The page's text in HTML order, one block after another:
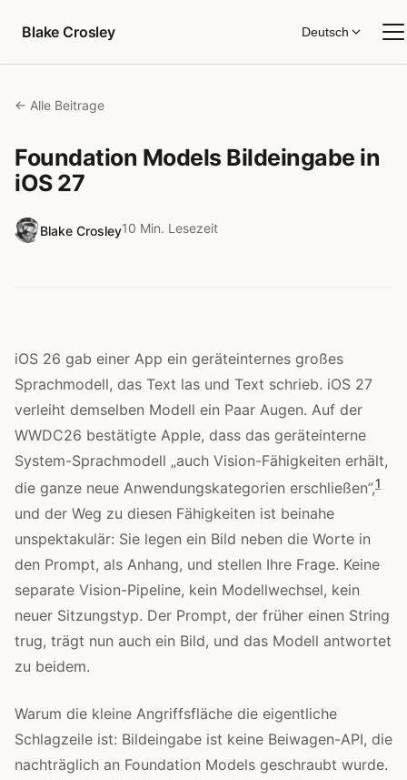
Blake Crosley
Deutsch
← Alle Beitrage
Foundation Models Bildeingabe in
iOS 27
Blake Crosley10 Min. Lesezeit
iOS 26 gab einer App ein geräteinternes großes
Sprachmodell, das Text las und Text schrieb. iOS 27
verleiht demselben Modell ein Paar Augen. Auf der
WWDC26 bestätigte Apple, dass das geräteinterne
System-Sprachmodell „auch Vision-Fähigkeiten erhält,
die ganze neue Anwendungskategorien erschließen”,1
und der Weg zu diesen Fähigkeiten ist beinahe
unspektakulär: Sie legen ein Bild neben die Worte in
den Prompt, als Anhang, und stellen Ihre Frage. Keine
separate Vision-Pipeline, kein Modellwechsel, kein
neuer Sitzungstyp. Der Prompt, der früher einen String
trug, trägt nun auch ein Bild, und das Modell antwortet
zu beidem.
Warum die kleine Angriffsfläche die eigentliche
Schlagzeile ist: Bildeingabe ist keine Beiwagen-API, die
nachträglich an Foundation Models geschraubt wurde.